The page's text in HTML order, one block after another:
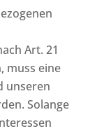
Art. 21
muss eine
unseren
Solange